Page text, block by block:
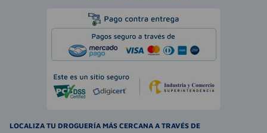
LOCALIZA TU DROGUERÍA MÁS CERCANA A TRAVÉS DE